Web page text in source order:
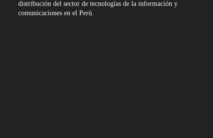
distribución del sector de tecnologías de la información y
comunicaciones en el Perú.